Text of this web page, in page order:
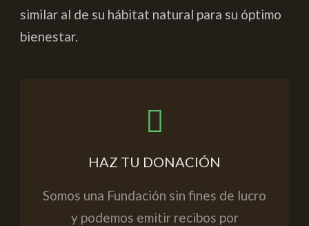
similar al de su hábitat natural para su óptimo
bienestar.
HAZ TU DONACIÓN
Somos una Fundación sin fines de lucro
y podemos emitir recibos por